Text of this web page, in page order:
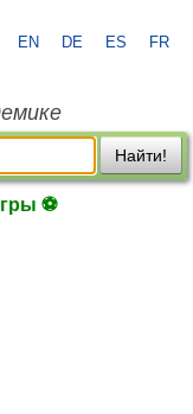
EN DE ES FR
Найти!
⚽